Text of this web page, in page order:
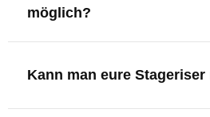
möglich?
XLR-Brücke / Schnittstelle
Setlist-Clip
Kann man eure Stageriser